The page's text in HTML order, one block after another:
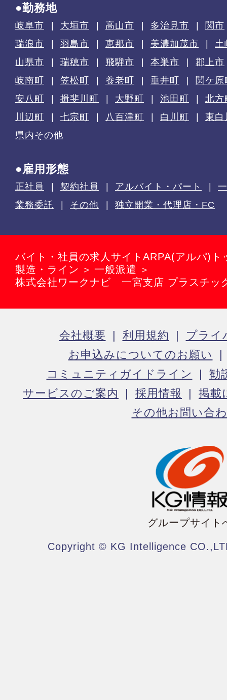
●勤務地
岐阜市 大垣市 高山市 多治見市
関市
瑞浪市
羽島市 恵那市 美濃加茂市
土
山県市
瑞穂市 飛騨市 本巣市
郡上市
岐南町
笠松町 養老町 垂井町
関ケ原
安八町
揖斐川町 大野町 池田町
北方
川辺町
七宗町 八百津町 白川町
東白
県内その他
●雇用形態
正社員 契約社員 アルバイト・パート
業務委託
その他 独立開業・代理店・FC
バイト・社員の求人サイトARPA(アルパ)ト
製造・ライン
一般派遣
株式会社ワークナビ 一宮支店 プラスチ
会社概要 利用規約
プライ
お申込みについてのお願い
コミュニティガイドライン
勧
サービスのご案内
採用情報
掲載
その他お問い合
グループサイト
Copyright © KG Intelligence